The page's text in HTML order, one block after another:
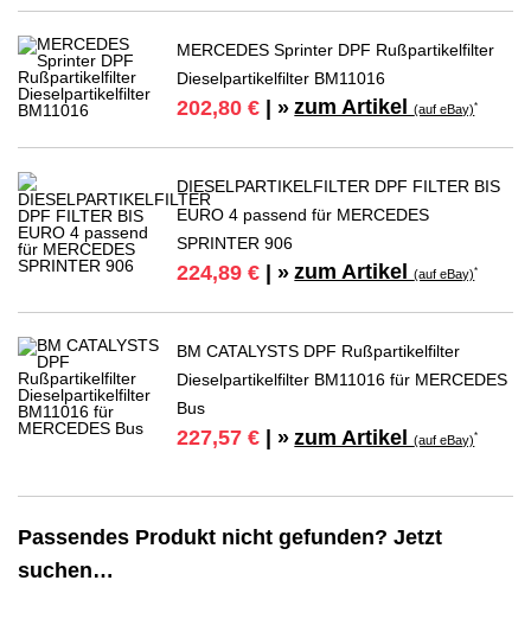
MERCEDES Sprinter DPF Rußpartikelfilter
Dieselpartikelfilter BM11016
202,80 € | » zum Artikel(auf eBay)*
DIESELPARTIKELFILTER DPF FILTER BIS
EURO 4 passend für MERCEDES
SPRINTER 906
224,89 € | » zum Artikel(auf eBay)*
BM CATALYSTS DPF Rußpartikelfilter
Dieselpartikelfilter BM11016 für MERCEDES
Bus
227,57 € | » zum Artikel(auf eBay)*
Passendes Produkt nicht gefunden? Jetzt
suchen…